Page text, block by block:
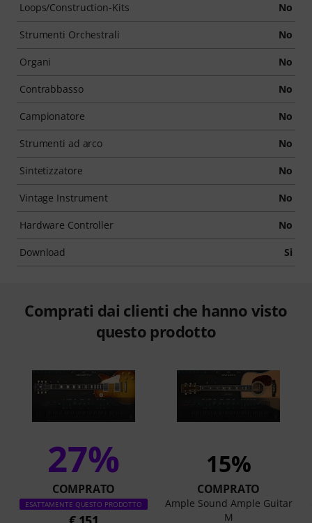
Loops/Construction-Kits No
Strumenti Orchestrali No
Organi No
Contrabbasso No
Campionatore No
Strumenti ad arco No
Sintetizzatore No
Vintage Instrument No
Hardware Controller No
Download Si
Comprati dai clienti che hanno visto
questo prodotto
27%
COMPRATO
ESATTAMENTE QUESTO PRODOTTO
15%
COMPRATO
Ample Sound Ample Guitar
M